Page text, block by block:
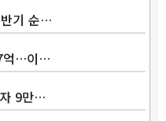
기 순…
억…이…
9만…